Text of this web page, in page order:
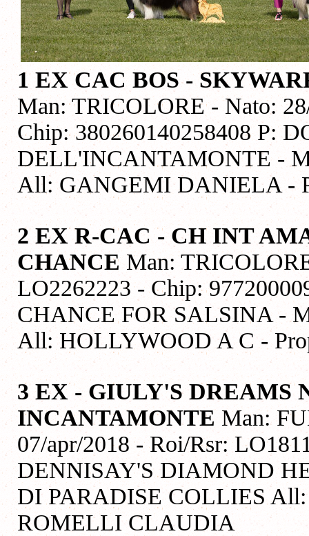
1 EX CAC BOS-
Man: TRICOLORE - Nato:
Chip: 380260140258408 P:
DELL'INCANTAMONTE -
All: GANGEMI DANIELA -
2 EX R-CAC - CH INT
CHANCE Man:
LO2262223 - Chip:
CHANCE FOR SALSINA -
All: HOLLYWOOD A C -
3 EX - GIULY'S DREAMS
INCANTAMONTE Man:
07/apr/2018 - Roi/Rsr:
DENNISAY'S DIAMOND
DI PARADISE COLLIES
ROMELLI CLAUDIA